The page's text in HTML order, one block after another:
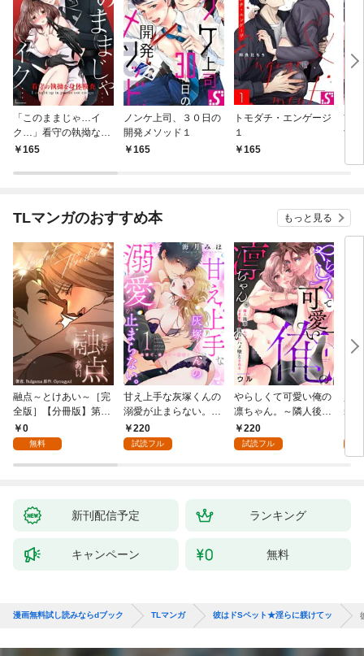
「このままじゃ…イ
ク…」看守の執拗な身
体検査【分冊版】１
165
ノンケ上司、３０日の
開発メソッド１
165
トモダチ・エンゲージ
１
165
前
女
TLマンガのおすすめ本 もっと見る
融点～とけあい～［完
全版］【分冊版】第1
話0
無料
甘え上手な灰塚くんの
溺愛が止まらない。純
情で、健気で…絶倫！
(1)
220
試読フル
やらしくて可愛い俺の
凛ちゃん。～隣人後輩
くんのイキすぎた執着
にハメ堕とされる～(1)
220
試読フル
装
感
【
新刊配信予定 ランキング
キャンペーン 無料
漫画無料試し読みならdブック TLマンガ 彼はドSペット★淫らに躾けてッ